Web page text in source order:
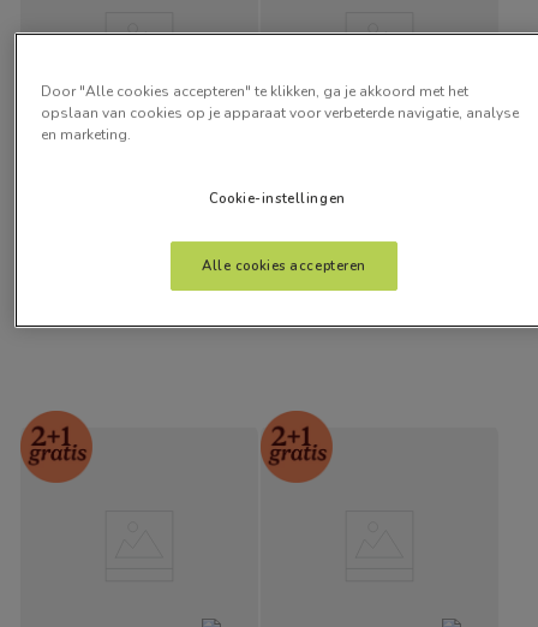
vanaf:
€ 21,00
Door "Alle cookies accepteren" te klikken, ga je akkoord met het
opslaan van cookies op je apparaat voor verbeterde navigatie, analyse
en marketing.
Cookie-instellingen
Alle cookies accepteren